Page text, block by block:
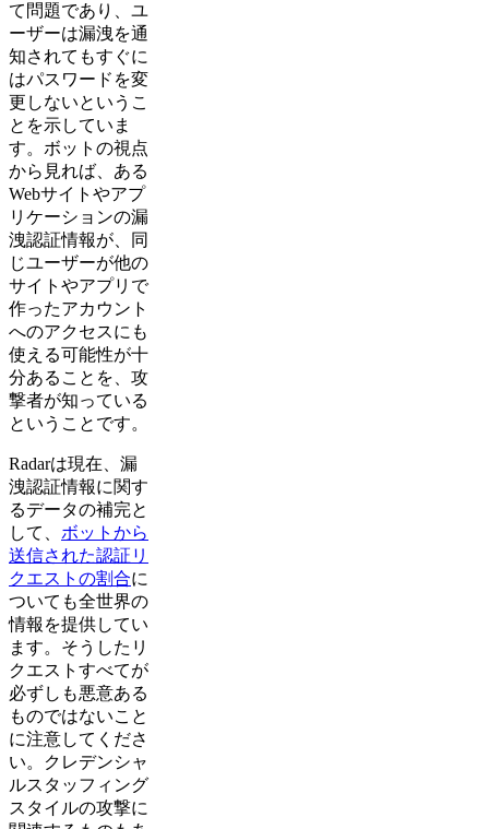
て問題であり、ユ
ーザーは漏洩を通
知されてもすぐに
はパスワードを変
更しないというこ
とを示していま
す。ボットの視点
から見れば、ある
Webサイトやアプ
リケーションの漏
洩認証情報が、同
じユーザーが他の
サイトやアプリで
作ったアカウント
へのアクセスにも
使える可能性が十
分あることを、攻
撃者が知っている
ということです。
Radarは現在、漏
洩認証情報に関す
るデータの補完と
して、 ボットから
送信された認証リ
クエストの割合に
ついても全世界の
情報を提供してい
ます。そうしたリ
クエストすべてが
必ずしも悪意ある
ものではないこと
に注意してくださ
い。クレデンシャ
ルスタッフィング
スタイルの攻撃に